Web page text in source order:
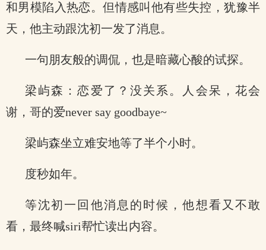
和男模陷入热恋。但情感叫他有些失控，犹豫半
天，他主动跟沈初一发了消息。
一句朋友般的调侃，也是暗藏心酸的试探。
梁屿森：恋爱了？没关系。人会呆，花会
谢，哥的爱never say goodbaye~
梁屿森坐立难安地等了半个小时。
度秒如年。
等沈初一回他消息的时候，他想看又不敢
看，最终喊siri帮忙读出内容。